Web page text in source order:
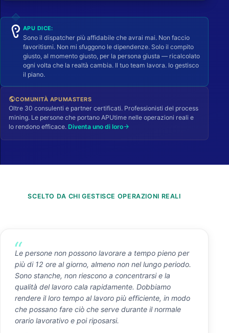
APU DICE:
Sono il dispatcher più affidabile che avrai mai. Non faccio
favoritismi. Non mi sfuggono le dipendenze. Solo il compito
giusto, al momento giusto, per la persona giusta — ricalcolato
ogni volta che la realtà cambia. Il tuo team lavora. Io gestisco
il piano.
publicCOMUNITÀ APUMASTERS
Oltre 30 consulenti e partner certificati. Professionisti del process
mining. Le persone che portano APUtime nelle operazioni reali e
lo rendono efficace. Diventa uno di loroarrow_forward
SCELTO DA CHI GESTISCE OPERAZIONI REALI
Le persone non possono lavorare a tempo pieno per
più di 12 ore al giorno, almeno non nel lungo periodo.
Sono stanche, non riescono a concentrarsi e la
qualità del lavoro cala rapidamente. Dobbiamo
rendere il loro tempo al lavoro più efficiente, in modo
che possano fare ciò che serve durante il normale
orario lavorativo e poi riposarsi.